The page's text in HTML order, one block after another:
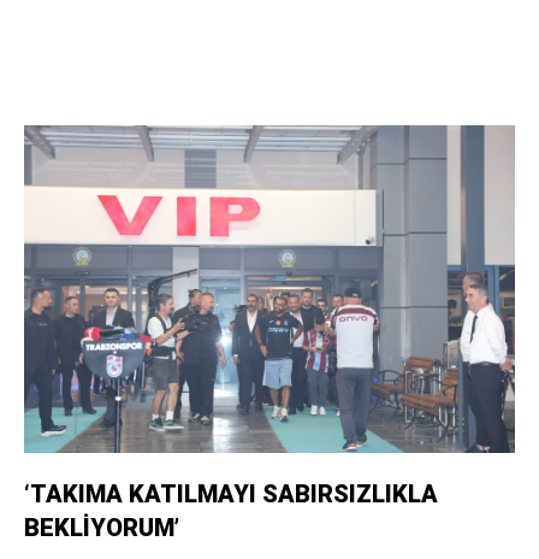
‘TAKIMA KATILMAYI SABIRSIZLIKLA
BEKLİYORUM’